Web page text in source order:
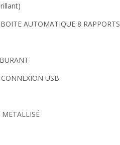
AUTOMATIQUE 8 RAPPORTS
USB
METALLISÉ